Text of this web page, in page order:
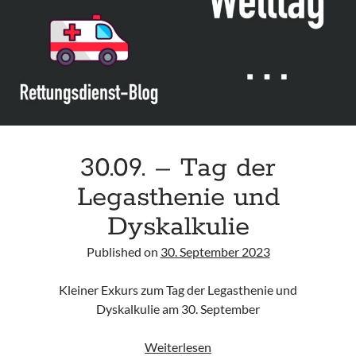
Assessment and Management in the Emergency Department“ der IAEM
Leitlinie „Use of VV ECMO in paediatric patients for the treatment of
acute respiratory failure“ der Polish Society of Anaesthesiology and
Intensive Therapy
Leitlinie „Management of Hypercalcaemia in Adult Patients in the
Emergency Department“ der IAEM
Leitlinie „Behavioural Emergencies in Emergency Departments“ der IFEM
30.09. – Tag der
Legasthenie und
Dyskalkulie
Published on 30. September 2023
Kleiner Exkurs zum Tag der Legasthenie und
Dyskalkulie am 30. September
Weiterlesen